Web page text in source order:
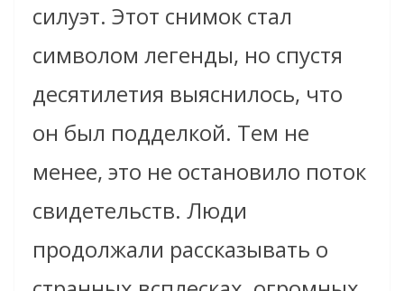
силуэт. Этот снимок стал
символом легенды, но спустя
десятилетия выяснилось, что
он был подделкой. Тем не
менее, это не остановило поток
свидетельств. Люди
продолжали рассказывать о